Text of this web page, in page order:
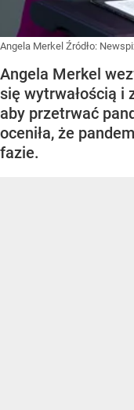
Angela Merkel Źródło:
Angela Merkel
się wytrwałością i
aby przetrwać
oceniła, że
fazie.